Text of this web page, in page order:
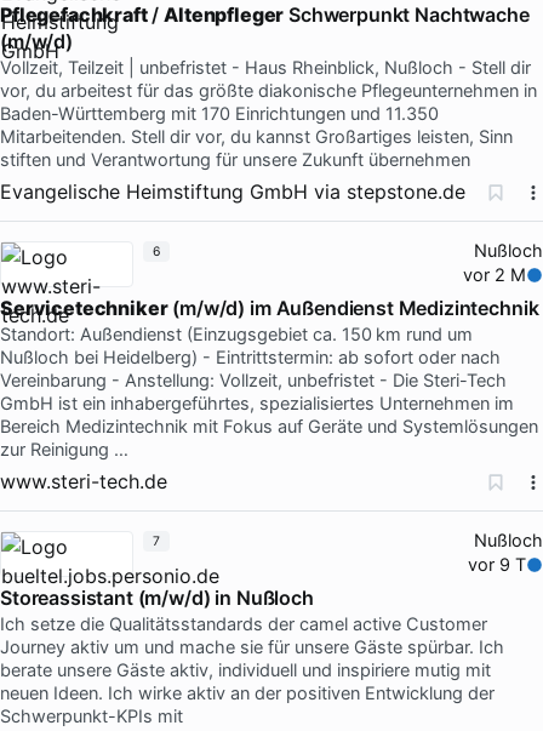
Pflegefachkraft/Altenpfleger Schwerpunkt Nachtwache
(m/w/d)
Vollzeit, Teilzeit | unbefristet - Haus Rheinblick, Nußloch - Stell dir
vor, du arbeitest für das größte diakonische Pflegeunternehmen in
Baden-Württemberg mit 170 Einrichtungen und 11.350
Mitarbeitenden. Stell dir vor, du kannst Großartiges leisten, Sinn
stiften und Verantwortung für unsere Zukunft übernehmen
Evangelische Heimstiftung GmbH via stepstone.de
Nußloch
vor 2 M
Servicetechniker(m/w/d) im Außendienst Medizintechnik
Standort: Außendienst (Einzugsgebiet ca. 150 km rund um
Nußloch bei Heidelberg) - Eintrittstermin: ab sofort oder nach
Vereinbarung - Anstellung: Vollzeit, unbefristet - Die Steri-Tech
GmbH ist ein inhabergeführtes, spezialisiertes Unternehmen im
Bereich Medizintechnik mit Fokus auf Geräte und Systemlösungen
zur Reinigung …
www.steri-tech.de
6
Nußloch
vor 9 T
Storeassistant (m/w/d) in Nußloch
Ich setze die Qualitätsstandards der camel active Customer
Journey aktiv um und mache sie für unsere Gäste spürbar. Ich
berate unsere Gäste aktiv, individuell und inspiriere mutig mit
neuen Ideen. Ich wirke aktiv an der positiven Entwicklung der
Schwerpunkt-KPIs mit
7